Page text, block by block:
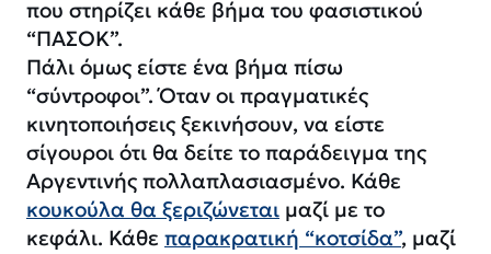
που στηρίζει κάθε βήμα του φασιστικού
“ΠΑΣΟΚ”.
Πάλι όμως είστε ένα βήμα πίσω
“σύντροφοι”. Όταν οι πραγματικές
κινητοποιήσεις ξεκινήσουν, να είστε
σίγουροι ότι θα δείτε το παράδειγμα της
Αργεντινής πολλαπλασιασμένο. Κάθε
κουκούλα θα ξεριζώνεται μαζί με το
κεφάλι. Κάθε παρακρατική “κοτσίδα”, μαζί